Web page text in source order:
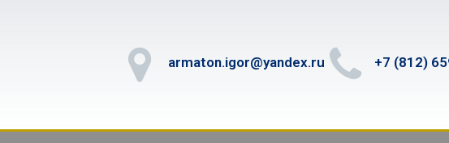
armaton.igor@yandex.ru +7 (812)